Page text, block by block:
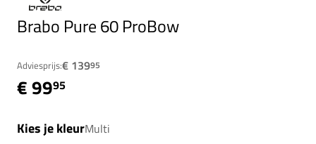
Brabo Pure 60 ProBow
Adviesprijs:€ 13995
€ 9995
Kies je kleurMulti